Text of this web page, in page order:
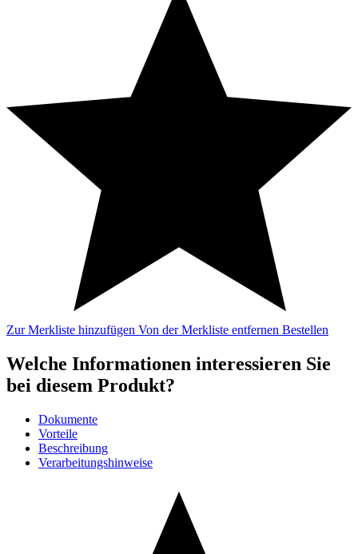
Zur Merkliste hinzufügen Von der Merkliste entfernen Bestellen
Welche Informationen interessieren Sie
bei diesem Produkt?
Dokumente
Vorteile
Beschreibung
Verarbeitungshinweise